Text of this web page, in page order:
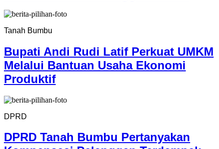
Tanah Bumbu
Bupati Andi Rudi Latif Perkuat UMKM
Melalui Bantuan Usaha Ekonomi
Produktif
DPRD
DPRD Tanah Bumbu Pertanyakan